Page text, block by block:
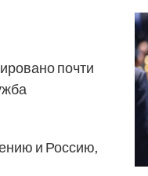
почти
и Россию,